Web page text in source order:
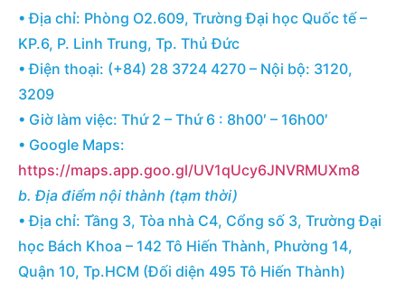
• Địa chỉ: Phòng O2.609, Trường Đại học Quốc tế –
KP.6, P. Linh Trung, Tp. Thủ Đức
• Điện thoại: (+84) 28 3724 4270 – Nội bộ: 3120,
3209
• Giờ làm việc: Thứ 2 – Thứ 6 : 8h00′ – 16h00′
• Google Maps:
https://maps.app.goo.gl/UV1qUcy6JNVRMUXm8
b. Địa điểm nội thành (tạm thời)
• Địa chỉ: Tầng 3, Tòa nhà C4, Cổng số 3, Trường Đại
học Bách Khoa – 142 Tô Hiến Thành, Phường 14,
Quận 10, Tp.HCM (Đối diện 495 Tô Hiến Thành)